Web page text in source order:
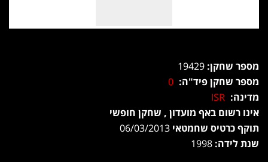
מספר שחקן:
מספר שחקן פיד"ה: 0
מדינה: ISR
אינו רשום באף מועדון , שחקן חופשי
תוקף כרטיס שחמטאי
שנת לידה: